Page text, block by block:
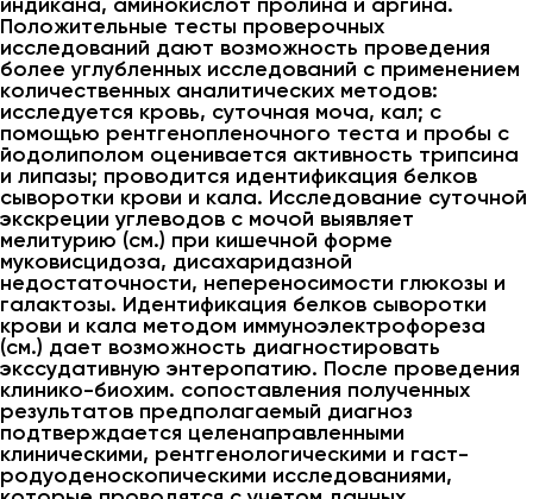
Положительные тесты проверочных
исследований дают возможность проведения
более углубленных исследований с применением
количественных аналитических методов:
исследуется кровь, суточная моча, кал; с
помощью рентгенопленочного теста и пробы с
йодолиполом оценивается активность трипсина
и липазы; проводится идентификация белков
сыворотки крови и кала. Исследование суточной
экскреции углеводов с мочой выявляет
мелитурию (см.) при кишечной форме
муковисцидоза, дисахаридазной
недостаточности, непереносимости глюкозы и
галактозы. Идентификация белков сыворотки
крови и кала методом иммуноэлектрофореза
(см.) дает возможность диагностировать
экссудативную энтеропатию. После проведения
клинико-биохим. сопоставления полученных
результатов предполагаемый диагноз
подтверждается целенаправленными
клиническими, рентгенологическими и гаст-
родуоденоскопическими исследованиями,